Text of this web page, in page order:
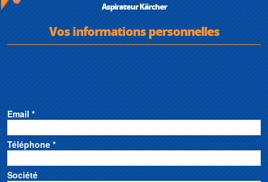
Aspirateur Kärcher
Vos informations personnelles
Email *
Téléphone *
Société